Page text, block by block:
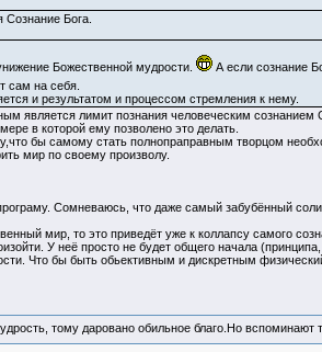
Сознание Бога.
Божественной мудрости.
А если сознание
сам на себя.
и результатом и процессом стремления к нему.
является лимит познания человеческим сознанием
в которой ему позволено это делать.
бы самому стать полнопраправным творцом
мир по своему произволу.
Сомневаюсь, что даже самый забубённый
мир, то это приведёт уже к коллапсу самого
У неё просто не будет общего начала (принципа,
Что бы быть обьективным и дискретным
тому даровано обильное благо.Но вспоминают